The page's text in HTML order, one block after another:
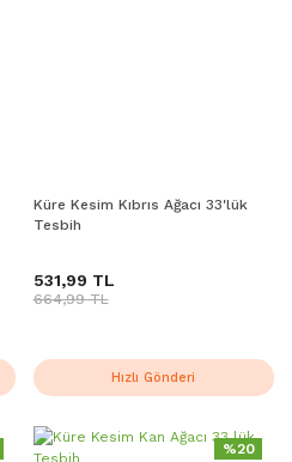
Küre Kesim Kıbrıs Ağacı 33'lük
Tesbih
531,99 TL
664,99 TL
Hızlı Gönderi
%20